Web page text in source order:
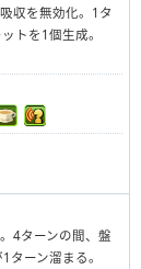
収を無効化。1タ
トを1個生成。
4ターンの間、盤
ーン溜まる。